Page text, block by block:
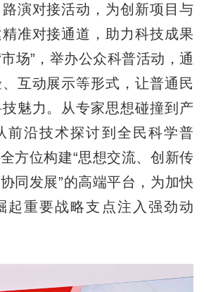
演对接活动，为创新项目与
准对接通道，助力科技成果
市场”，举办公众科普活动，通
互动展示等形式，让普通民
魅力。从专家思想碰撞到产
前沿技术探讨到全民科学普
方位构建“思想交流、创新传
同发展”的高端平台，为加快
起重要战略支点注入强劲动